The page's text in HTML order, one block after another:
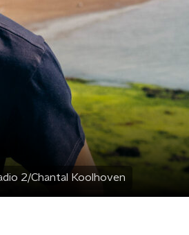
2/Chantal Koolhoven